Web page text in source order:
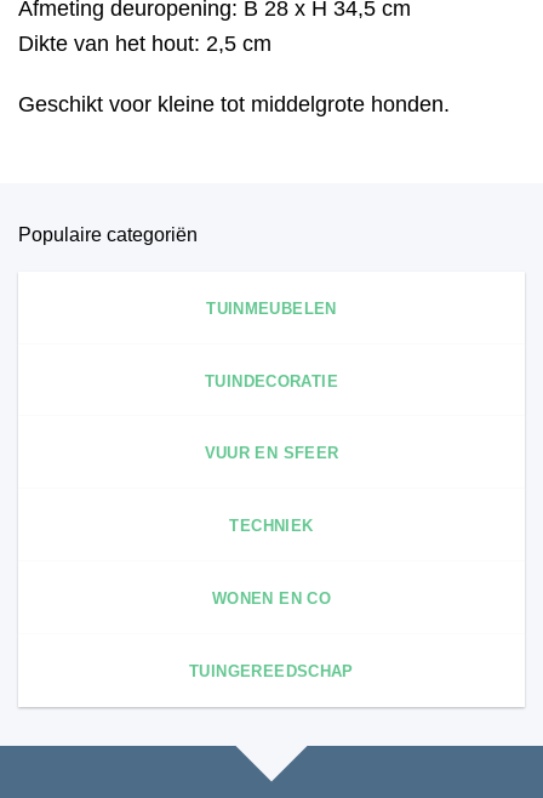
Afmeting deuropening: B 28 x H 34,5 cm
Dikte van het hout: 2,5 cm
Geschikt voor kleine tot middelgrote honden.
Populaire categoriën
TUINMEUBELEN
TUINDECORATIE
VUUR EN SFEER
TECHNIEK
WONEN EN CO
TUINGEREEDSCHAP